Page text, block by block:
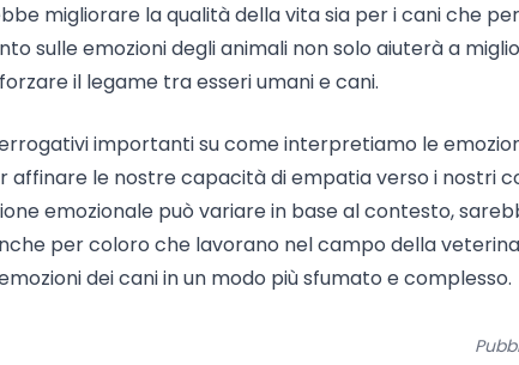
migliorare la qualità della vita sia per i cani che
sulle emozioni degli animali non solo aiuterà a
il legame tra esseri umani e cani.
importanti su come interpretiamo le
affinare le nostre capacità di empatia verso i nostri
emozionale può variare in base al contesto,
per coloro che lavorano nel campo della
dei cani in un modo più sfumato e complesso.